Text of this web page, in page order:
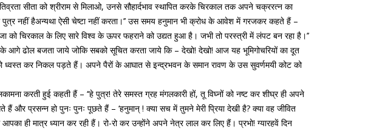
सीता को श्रीराम से मिलाओ, उनसे सौहार्दभाव स्थापित करके चिरकाल तक अपने चक्ररत्न का
नहीं हैअन्यथा ऐसी चेष्टा नहीं करता।’’ उस समय हनुमान भी क्रोध के आवेश में गरजकर कहते हैं –
को चिरकाल के लिए सारे विश्व के ऊपर फहराने को उद्यत हुआ है। जभी तो परस्त्री में लंपट बन रहा है।’’
आगे ढोल बजता जाये जोकि सबको सूचित करता जाये कि – देखो! देखो! आज यह भूमिगोचरियों का दूत
ध्वस्त कर निकल पड़ते हैं। अपने पैरों के आघात से इन्द्रभवन के समान रावण के उस सुवर्णमयी कोट को
करती हुई कहती हैं – ‘‘हे पुत्र! तेरे समस्त ग्रह मंगलकारी हों, तू विघ्नों को नष्ट कर शीघ्र ही अपने
प्रसन्न हो पुनः पुनः पूछते हैं – ‘हनुमान् ! क्या सच में तुमने मेरी प्रिया देखी है? क्या वह जीवित
ही मात्र ध्यान कर रही हैं। रो-रो कर उन्होंने अपने नेत्र लाल कर लिए हैं। प्रभो! ग्यारहवें दिन